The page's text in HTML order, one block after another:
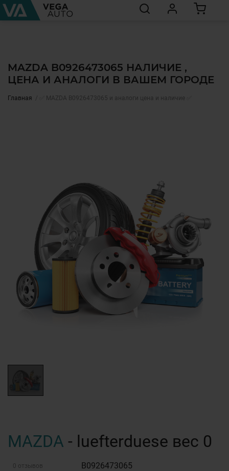
MAZDA B0926473065 НАЛИЧИЕ ,
ЦЕНА И АНАЛОГИ В ВАШЕМ ГОРОДЕ
Главная ✅ MAZDA B0926473065 и аналоги цена и наличие ✅
MAZDA - luefterduese вес 0
0 отзывов B0926473065